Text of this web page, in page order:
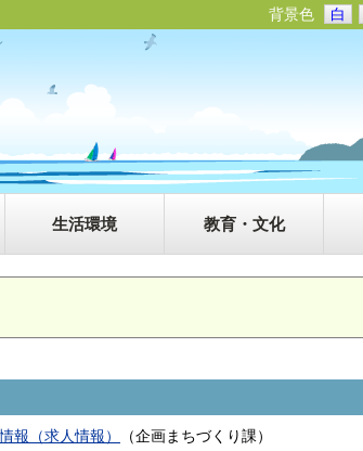
背景色 白
生活環境 教育・文化
（求人情報） （企画まちづくり課）